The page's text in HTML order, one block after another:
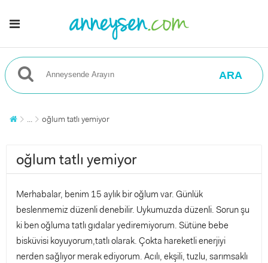
ARA
... oğlum tatlı yemiyor
oğlum tatlı yemiyor
Merhabalar, benim 15 aylık bir oğlum var. Günlük
beslenmemiz düzenli denebilir. Uykumuzda düzenli. Sorun şu
ki ben oğluma tatlı gıdalar yediremiyorum. Sütüne bebe
bisküvisi koyuyorum,tatlı olarak. Çokta hareketli enerjiyi
nerden sağlıyor merak ediyorum. Acılı, ekşili, tuzlu, sarımsaklı